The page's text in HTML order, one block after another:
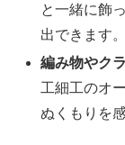
と一緒に飾
出できます。
編み物やク
工細工のオ
ぬくもりを